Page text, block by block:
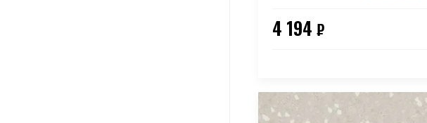
4 194 ₽